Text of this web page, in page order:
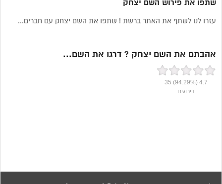
שתפו את פירוש השם יצחק
עזרו לנו לשתף את האתר ברשת ! שתפו את השם יצחק עם חברים...
אהבתם את השם יצחק ? דרגו את השם...
4.7
(94.29%)
35
דירוגים